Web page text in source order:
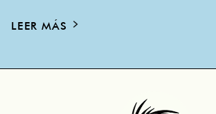
LEER MÁS